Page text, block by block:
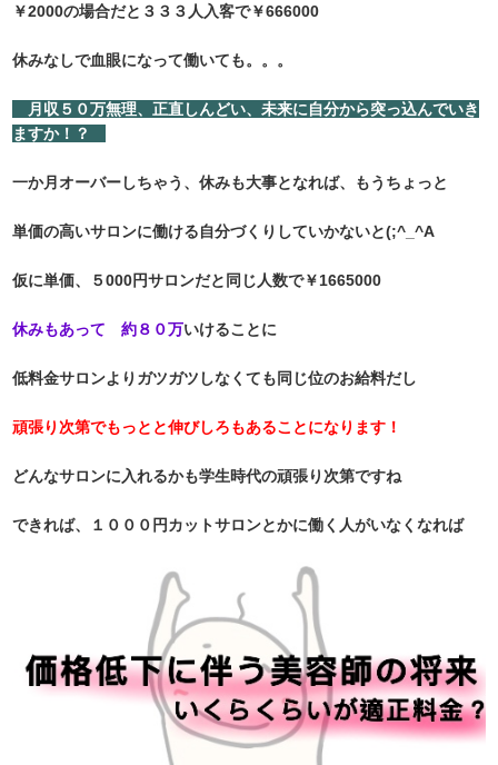
￥2000の場合だと３３３人入客で￥666000
休みなしで血眼になって働いても。。。
月収５０万無理、正直しんどい、未来に自分から突っ込んでいき
ますか！？
一か月オーバーしちゃう、休みも大事となれば、もうちょっと
単価の高いサロンに働ける自分づくりしていかないと(;^_^A
仮に単価、５000円サロンだと同じ人数で￥1665000
休みもあって 約８０万いけることに
低料金サロンよりガツガツしなくても同じ位のお給料だし
頑張り次第でもっとと伸びしろもあることになります！
どんなサロンに入れるかも学生時代の頑張り次第ですね
できれば、１０００円カットサロンとかに働く人がいなくなれば